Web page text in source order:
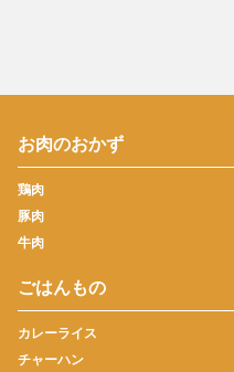
お肉のおかず
鶏肉
豚肉
牛肉
ごはんもの
カレーライス
チャーハン